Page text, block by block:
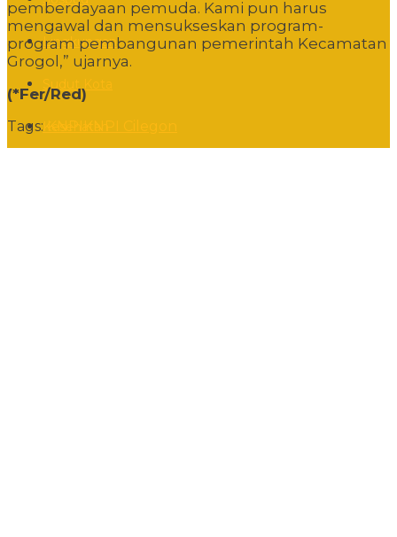
Lingkungan
Sudut Kota
pemberdayaan pemuda. Kami pun harus
mengawal dan mensukseskan program-
program pembangunan pemerintah Kecamatan
Grogol,” ujarnya.
(*Fer/Red)
Tags: